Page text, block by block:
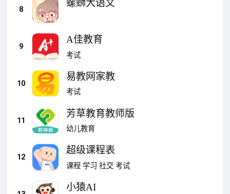
8
螺蛳大语文
9
A佳教育
考试
10
易教网家教
考试
11
芳草教育教师版
幼儿教育
12
超级课程表
课程 学习 社交 考试
小猿AI